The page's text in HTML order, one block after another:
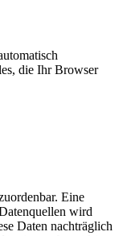
die Ihr Browser
Eine
wird
Daten nachträglich